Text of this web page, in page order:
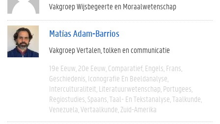
Vakgroep Wijsbegeerte en Moraalwetenschap
Matías Adam-Barrios
Vakgroep Vertalen, tolken en communicatie
19e Eeuw 20e Eeuw Comparatief Engels Frans
Geschiedenis Iconografie En Beeldanalyse
Interculturaliteit Literatuurwetenschap Portugees
Regiostudies Spaans Taal- En Tekstanalyse Taalkunde
Venezuela Vertaalkunde Zuid-Amerika